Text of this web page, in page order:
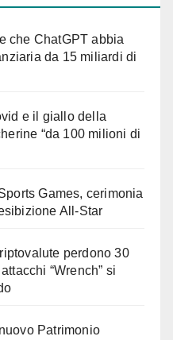
che ChatGPT abbia
da 15 miliardi di
e il giallo della
“da 100 milioni di
Games, cerimonia
All-Star
perdono 30
“Wrench” si
Patrimonio